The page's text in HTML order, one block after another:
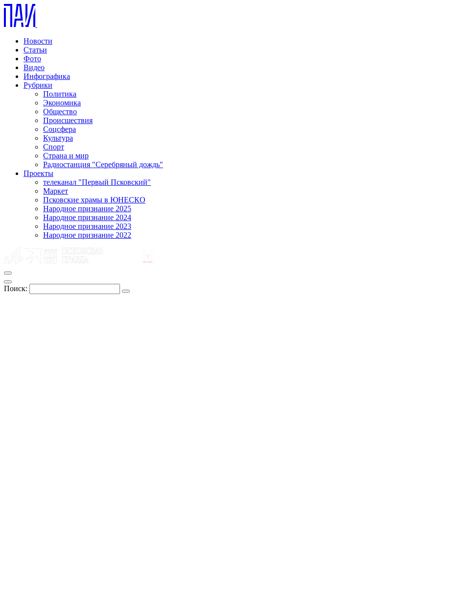
Новости
Статьи
Фото
Видео
Инфографика
Рубрики
Политика
Экономика
Общество
Происшествия
Соцсфера
Культура
Спорт
Страна и мир
Радиостанция "Серебряный дождь"
Проекты
телеканал "Первый Псковский"
Маркет
Псковские храмы в ЮНЕСКО
Народное признание 2025
Народное признание 2024
Народное признание 2023
Народное признание 2022
Поиск: